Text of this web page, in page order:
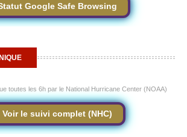
Google Safe Browsing
toutes les 6h par le National Hurricane Center (NOAA)
Voir le suivi complet (NHC)